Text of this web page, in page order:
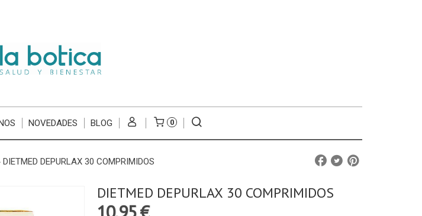
NOVEDADES BLOG 0
DIETMED DEPURLAX 30 COMPRIMIDOS
DIETMED DEPURLAX 30 COMPRIMIDOS